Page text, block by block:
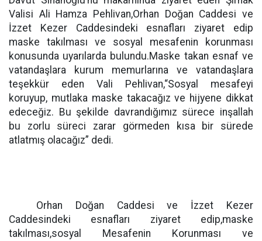
Valisi Ali Hamza Pehlivan,Orhan Doğan Caddesi ve
İzzet Kezer Caddesindeki esnafları ziyaret edip
maske takılması ve sosyal mesafenin korunması
konusunda uyarılarda bulundu.Maske takan esnaf ve
vatandaşlara kurum memurlarına ve vatandaşlara
teşekkür eden Vali Pehlivan,“Sosyal mesafeyi
koruyup, mutlaka maske takacağız ve hijyene dikkat
edeceğiz. Bu şekilde davrandığımız sürece inşallah
bu zorlu süreci zarar görmeden kısa bir sürede
atlatmış olacağız” dedi.
Orhan Doğan Caddesi ve İzzet Kezer
Caddesindeki esnafları ziyaret edip,maske
takılması,sosyal Mesafenin Korunması ve